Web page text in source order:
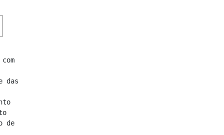
das
de